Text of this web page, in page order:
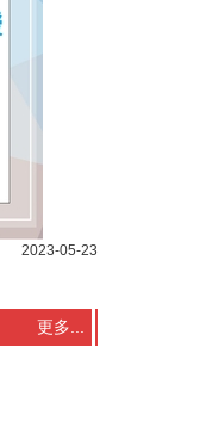
2023-05-23
更多...